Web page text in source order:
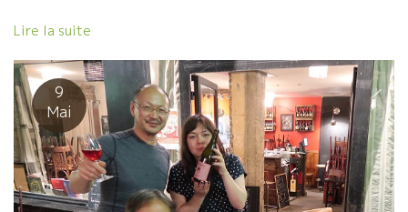
Lire la suite
9
Mai